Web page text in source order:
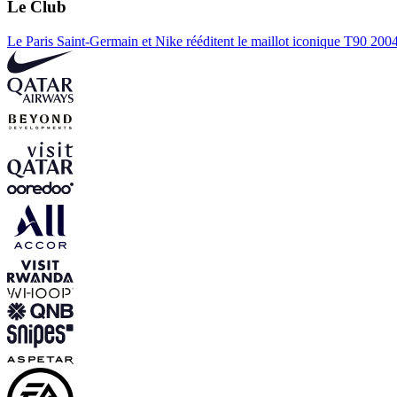
Le Club
Le Paris Saint-Germain et Nike rééditent le maillot iconique T90